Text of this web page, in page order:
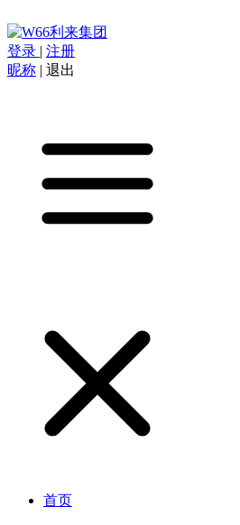
登录 | 注册
昵称 | 退出
首页